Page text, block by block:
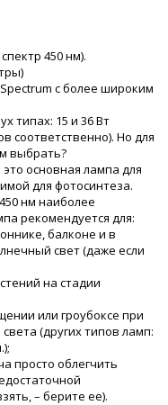
450 нм).
с более широким
типах: 15 и 36 Вт
соответственно). Но для
выбрать?
основная лампа для
для фотосинтеза.
нм наиболее
рекомендуется для:
балконе и в
свет (даже если
на стадии
или гроубоксе при
(других типов ламп:
просто облегчить
– берите ее).